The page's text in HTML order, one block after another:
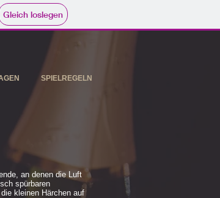
Gleich loslegen
SPIELREGELN
an denen die Luft
spürbaren
kleinen Härchen auf